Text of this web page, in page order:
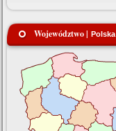
Województwo | Polska